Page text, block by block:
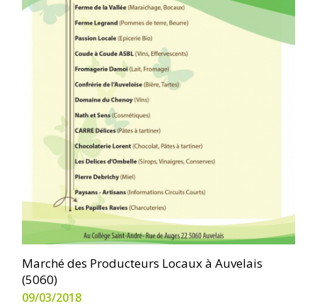
Marché des Producteurs Locaux à Auvelais
(5060)
09/03/2018